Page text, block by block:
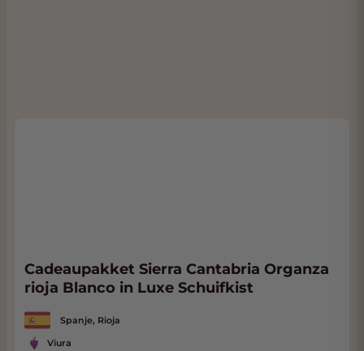
Cadeaupakket Sierra Cantabria Organza
rioja Blanco in Luxe Schuifkist
Spanje, Rioja
Viura